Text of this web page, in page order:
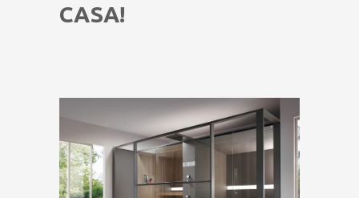
CASA!